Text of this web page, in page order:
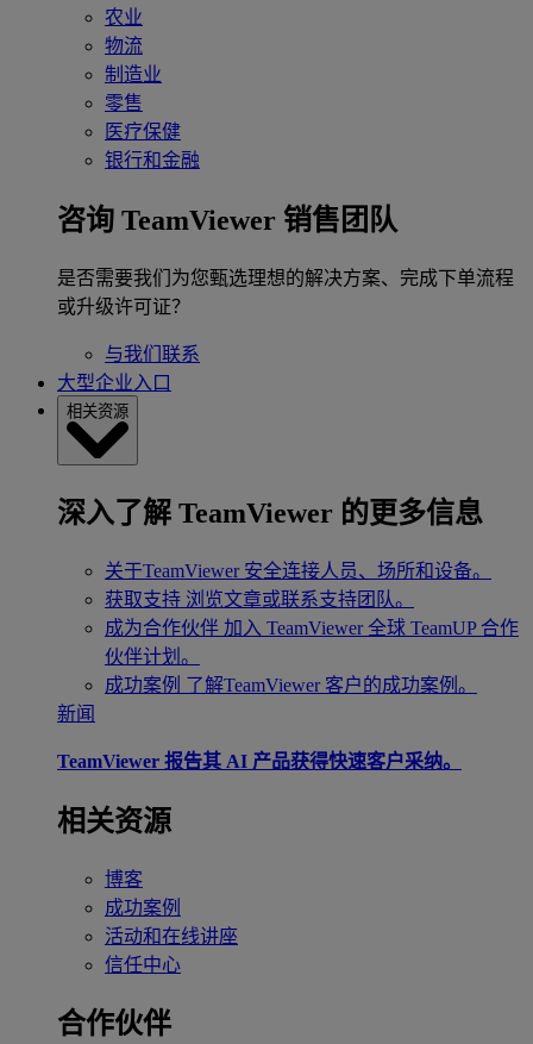
农业
物流
制造业
零售
医疗保健
银行和金融
咨询 TeamViewer 销售团队
是否需要我们为您甄选理想的解决方案、完成下单流程
或升级许可证？
与我们联系
大型企业入口
相关资源
深入了解 TeamViewer 的更多信息
关于TeamViewer 安全连接人员、场所和设备。
获取支持 浏览文章或联系支持团队。
成为合作伙伴 加入 TeamViewer 全球 TeamUP 合作
伙伴计划。
成功案例 了解TeamViewer 客户的成功案例。
新闻
TeamViewer 报告其 AI 产品获得快速客户采纳。
相关资源
博客
成功案例
活动和在线讲座
信任中心
合作伙伴